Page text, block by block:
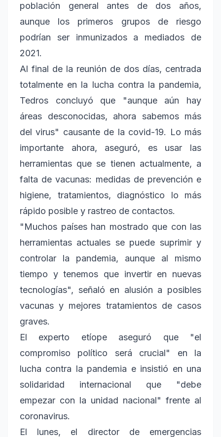
población general antes de dos años,
aunque los primeros grupos de riesgo
podrían ser inmunizados a mediados de
2021.
Al final de la reunión de dos días, centrada
totalmente en la lucha contra la pandemia,
Tedros concluyó que "aunque aún hay
áreas desconocidas, ahora sabemos más
del virus" causante de la covid-19. Lo más
importante ahora, aseguró, es usar las
herramientas que se tienen actualmente, a
falta de vacunas: medidas de prevención e
higiene, tratamientos, diagnóstico lo más
rápido posible y rastreo de contactos.
"Muchos países han mostrado que con las
herramientas actuales se puede suprimir y
controlar la pandemia, aunque al mismo
tiempo y tenemos que invertir en nuevas
tecnologías", señaló en alusión a posibles
vacunas y mejores tratamientos de casos
graves.
El experto etíope aseguró que "el
compromiso político será crucial" en la
lucha contra la pandemia e insistió en una
solidaridad internacional que "debe
empezar con la unidad nacional" frente al
coronavirus.
El lunes, el director de emergencias